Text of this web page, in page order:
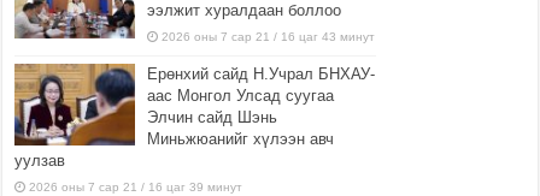
ээлжит хуралдаан боллоо
2026 оны 7 сар 21 / 16 цаг 43 минут
Ерөнхий сайд Н.Учрал БНХАУ-
аас Монгол Улсад суугаа
Элчин сайд Шэнь
Миньжюанийг хүлээн авч
уулзав
2026 оны 7 сар 21 / 16 цаг 39 минут